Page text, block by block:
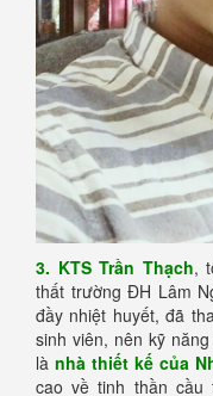
3. KTS Trần Thạch,
thất trường ĐH Lâm
đầy nhiệt huyết, đã
sinh viên, nên kỹ
là nhà thiết kế của
cao về tinh thần cầu